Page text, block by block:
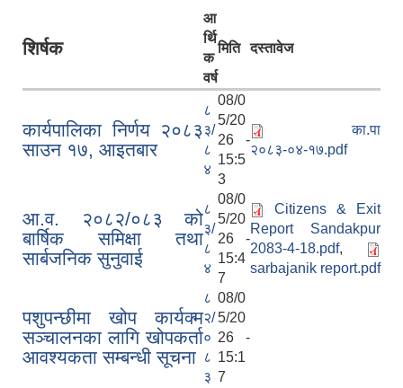
शिर्षक
आ
र्थि
क
वर्ष
मिति दस्तावेज
कार्यपालिका निर्णय २०८३
साउन १७, आइतबार
८
३/
८
४
08/0
5/20
26 -
15:5
3
का.पा
२०८३-०४-१७.pdf
आ.व. २०८२/०८३ को
बार्षिक समिक्षा तथा
सार्बजनिक सुनुवाई
८
३/
८
४
08/0
5/20
26 -
15:4
7
Citizens & Exit
Report Sandakpur
2083-4-18.pdf,
sarbajanik report.pdf
पशुपन्छीमा खोप कार्यक्म
सञ्चालनका लागि खोपकर्ता
आवश्यकता सम्बन्धी सूचना
८
२/
०
८
३
08/0
5/20
26 -
15:1
7